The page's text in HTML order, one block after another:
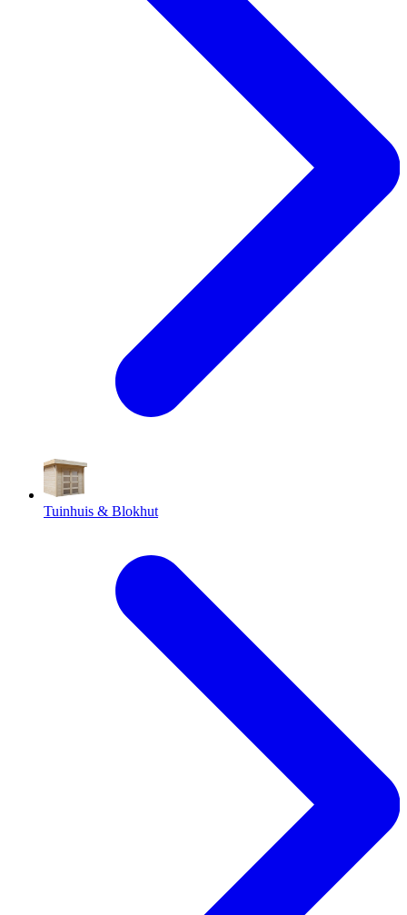
Tuinhuis & Blokhut